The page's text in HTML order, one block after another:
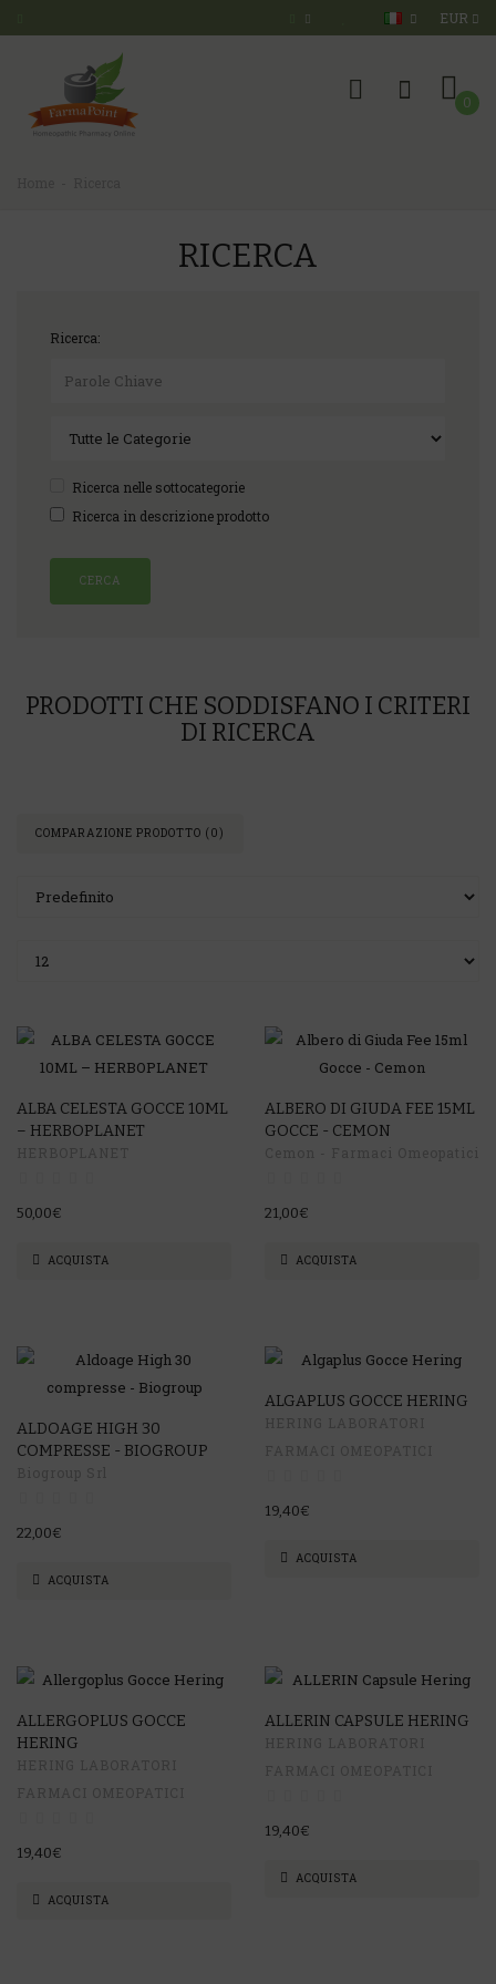
EUR
0
RICERCA
Ricerca:
Ricerca nelle sottocategorie
Ricerca in descrizione prodotto
PRODOTTI CHE SODDISFANO I CRITERI
DI RICERCA
COMPARAZIONE PRODOTTO (0)
ALBA CELESTA GOCCE 10ML
– HERBOPLANET
50,00€
ACQUISTA
ALBERO DI GIUDA FEE 15ML
GOCCE - CEMON
21,00€
ACQUISTA
ALDOAGE HIGH 30
COMPRESSE - BIOGROUP
22,00€
ACQUISTA
ALGAPLUS GOCCE HERING
19,40€
ACQUISTA
ALLERGOPLUS GOCCE
HERING
19,40€
ACQUISTA
ALLERIN CAPSULE HERING
19,40€
ACQUISTA